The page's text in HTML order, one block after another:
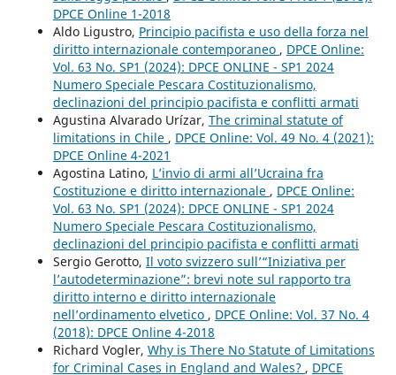
DPCE Online 1-2018
Aldo Ligustro, Principio pacifista e uso della forza nel
diritto internazionale contemporaneo , DPCE Online:
Vol. 63 No. SP1 (2024): DPCE ONLINE - SP1 2024
Numero Speciale Pescara Costituzionalismo,
declinazioni del principio pacifista e conflitti armati
Agustina Alvarado Urízar, The criminal statute of
limitations in Chile , DPCE Online: Vol. 49 No. 4 (2021):
DPCE Online 4-2021
Agostina Latino, L’invio di armi all’Ucraina fra
Costituzione e diritto internazionale , DPCE Online:
Vol. 63 No. SP1 (2024): DPCE ONLINE - SP1 2024
Numero Speciale Pescara Costituzionalismo,
declinazioni del principio pacifista e conflitti armati
Sergio Gerotto, Il voto svizzero sull’“Iniziativa per
l’autodeterminazione”: brevi note sul rapporto tra
diritto interno e diritto internazionale
nell’ordinamento elvetico , DPCE Online: Vol. 37 No. 4
(2018): DPCE Online 4-2018
Richard Vogler, Why is There No Statute of Limitations
for Criminal Cases in England and Wales? , DPCE